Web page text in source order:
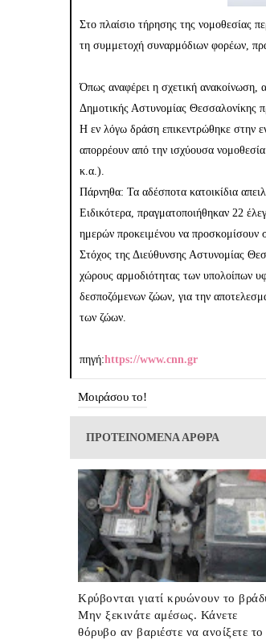
Στο πλαίσιο τήρησης της νομοθεσίας
τη συμμετοχή συναρμόδιων φορέων,
Όπως αναφέρει η σχετική ανακοίνωση,
Δημοτικής Αστυνομίας Θεσσαλονίκης
Η εν λόγω δράση επικεντρώθηκε στην
απορρέουν από την ισχύουσα
κ.α.).
Πάρνηθα: Τα αδέσποτα κατοικίδια
Ειδικότερα, πραγματοποιήθηκαν 22
ημερών προκειμένου να προσκομίσουν
Στόχος της Διεύθυνσης Αστυνομίας
χώρους αρμοδιότητας των υπολοίπων
δεσποζόμενων ζώων, για την
των ζώων.
πηγή:https://www.cnn.gr
Μοιράσου το!
ΠΡΟΤΕΙΝΟΜΕΝΑ ΑΡΘΡΑ
Κρύβονται γιατί κρυώνουν το
Μην ξεκινάτε αμέσως. Κάνετε
θόρυβο αν βαριέστε να ανοίξετε το